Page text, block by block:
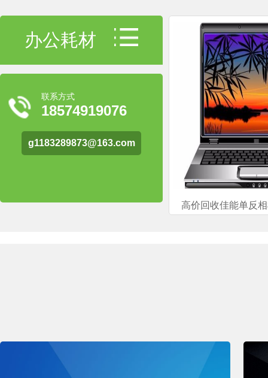
办公耗材
联系方式
18574919076
g1183289873@163.com